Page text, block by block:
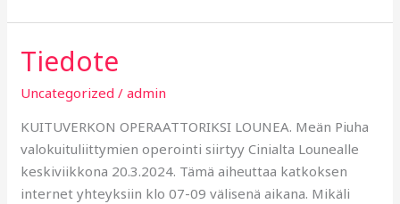
Tiedote
Uncategorized /admin
KUITUVERKON OPERAATTORIKSI LOUNEA. Meän Piuha
valokuituliittymien operointi siirtyy Cinialta Lounealle
keskiviikkona 20.3.2024. Tämä aiheuttaa katkoksen
internet yhteyksiin klo 07-09 välisenä aikana. Mikäli
Tiedote